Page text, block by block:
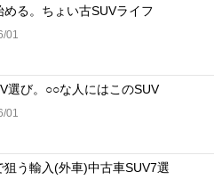
める。ちょい古SUVライフ
01
選び。○○な人にはこのSUV
01
う輸入(外車)中古車SUV7選